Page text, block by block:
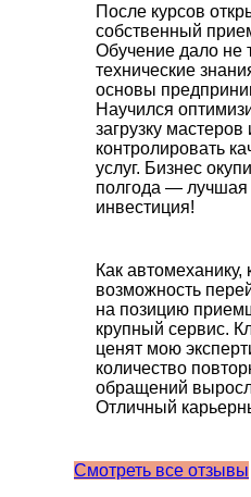
После курсов
собственный
Обучение дало не
технические
основы
Научился
загрузку мастеров
контролировать
услуг. Бизнес
полгода — лучшая
инвестиция!
Как автомеханику,
возможность
на позицию
крупный сервис.
ценят мою
количество
обращений
Отличный
Смотреть все отзывы